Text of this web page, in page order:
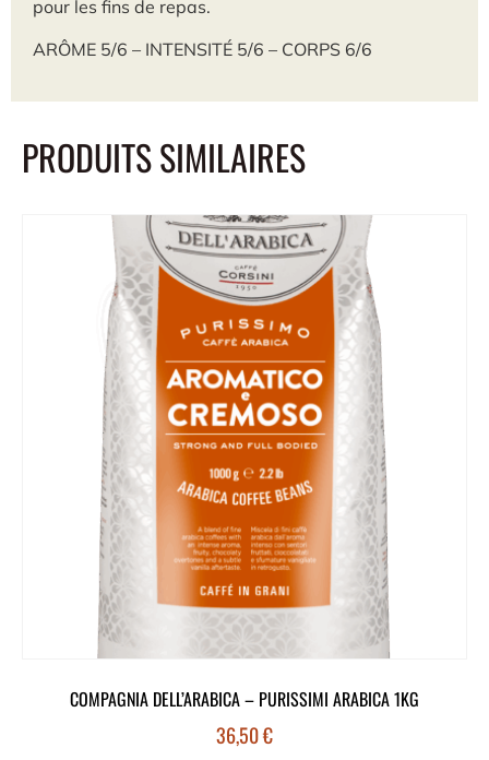
pour les fins de repas.
ARÔME 5/6 – INTENSITÉ 5/6 – CORPS 6/6
PRODUITS SIMILAIRES
COMPAGNIA DELL’ARABICA – PURISSIMI ARABICA 1KG
36,50€